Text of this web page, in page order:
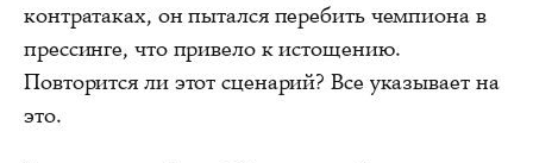
контратаках, он пытался перебить чемпиона в
прессинге, что привело к истощению.
Повторится ли этот сценарий? Все указывает на
это.